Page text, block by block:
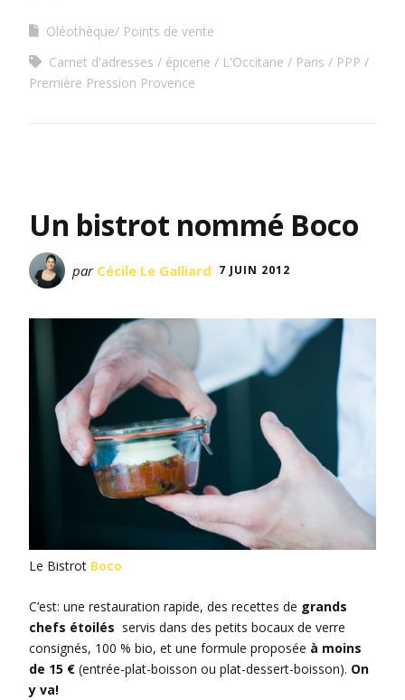
Oléothèque/ Points de vente
Carnet d'adresses
épicerie L'Occitane Paris
PPP
Première Pression Provence
Un bistrot nommé Boco
par Cécile Le Galliard 7 JUIN 2012
Le Bistrot Boco
C’est: une restauration rapide, des recettes de grands
chefs étoilés servis dans des petits bocaux de verre
consignés, 100 % bio, et une formule proposée à moins
de 15 € (entrée-plat-boisson ou plat-dessert-boisson). On
y va!